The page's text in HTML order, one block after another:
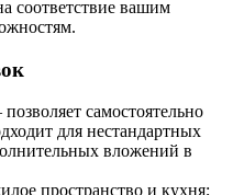
соответствие вашим
самостоятельно
для нестандартных
вложений в
пространство и кухня;